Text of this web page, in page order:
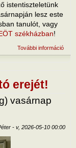
istentiszteletünk
lesz este
tanulót, vagy
székházban!
További információ
erejét!
vasárnap
- v, 2026-05-10 00:00